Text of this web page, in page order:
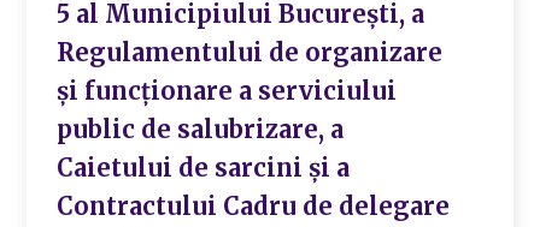
5 al Municipiului București, a
Regulamentului de organizare
și funcționare a serviciului
public de salubrizare, a
Caietului de sarcini și a
Contractului Cadru de delegare